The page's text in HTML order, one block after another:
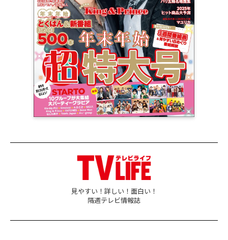
見やすい！詳しい！面白い！
隔週テレビ情報誌